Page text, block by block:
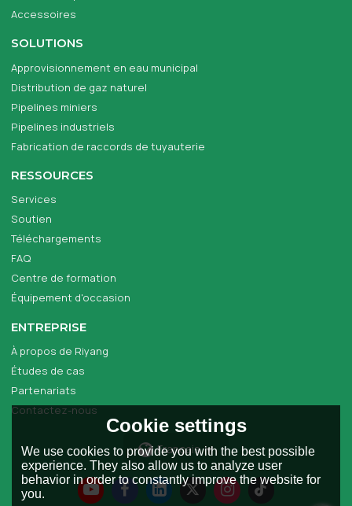
Accessoires
SOLUTIONS
Approvisionnement en eau municipal
Distribution de gaz naturel
Pipelines miniers
Pipelines industriels
Fabrication de raccords de tuyauterie
RESSOURCES
Services
Soutien
Téléchargements
FAQ
Centre de formation
Équipement d'occasion
ENTREPRISE
À propos de Riyang
Études de cas
Partenariats
Contactez-nous
Français
Cookie settings
We use cookies to provide you with the best possible
experience. They also allow us to analyze user
behavior in order to constantly improve the website for
you.